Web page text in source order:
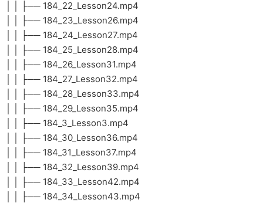
│ │ ├── 184_22_Lesson24.mp4
│ │ ├── 184_23_Lesson26.mp4
│ │ ├── 184_24_Lesson27.mp4
│ │ ├── 184_25_Lesson28.mp4
│ │ ├── 184_26_Lesson31.mp4
│ │ ├── 184_27_Lesson32.mp4
│ │ ├── 184_28_Lesson33.mp4
│ │ ├── 184_29_Lesson35.mp4
│ │ ├── 184_3_Lesson3.mp4
│ │ ├── 184_30_Lesson36.mp4
│ │ ├── 184_31_Lesson37.mp4
│ │ ├── 184_32_Lesson39.mp4
│ │ ├── 184_33_Lesson42.mp4
│ │ ├── 184_34_Lesson43.mp4